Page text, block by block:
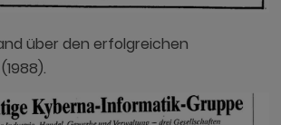
über den erfolgreichen